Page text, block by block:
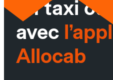
un taxi
avec
Allocab